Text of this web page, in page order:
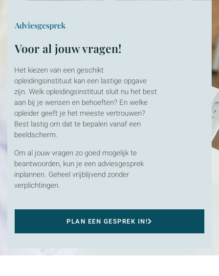
Adviesgesprek
Voor al jouw vragen!
Het kiezen van een geschikt
opleidingsinstituut kan een lastige opgave
zijn. Welk opleidingsinstituut sluit nu het best
aan bij je wensen en behoeften? En welke
opleider geeft je het meeste vertrouwen?
Best lastig om dat te bepalen vanaf een
beeldscherm.
Om al jouw vragen zo goed mogelijk te
beantwoorden, kun je een adviesgesprek
inplannen. Geheel vrijblijvend zonder
verplichtingen.
PLAN EEN GESPREK IN!